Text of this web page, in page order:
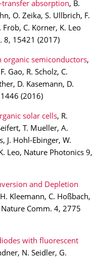
transfer absorption, B.
O. Zeika, S. Ullbrich, F.
C. Körner, K. Leo
8, 15421 (2017)
organic semiconductors,
Gao, R. Scholz, C.
D. Kasemann, D.
(2016)
solar cells, R.
T. Mueller, A.
J. Hohl-Ebinger, W.
Leo, Nature Photonics 9,
and Depletion
Kleemann, C. Hoßbach,
Nature Comm. 4, 2775
with fluorescent
N. Seidler, G.